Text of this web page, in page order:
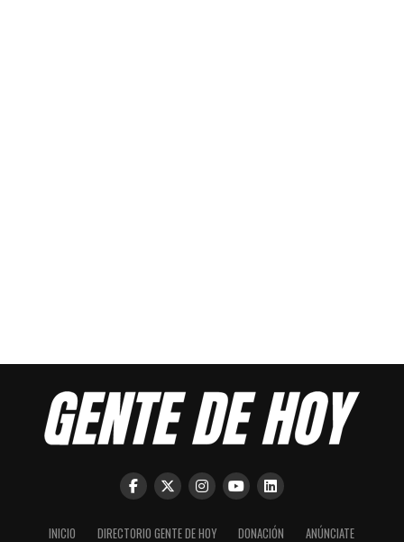
INICIO DIRECTORIO GENTE DE HOY DONACIÓN ANÚNCIATE